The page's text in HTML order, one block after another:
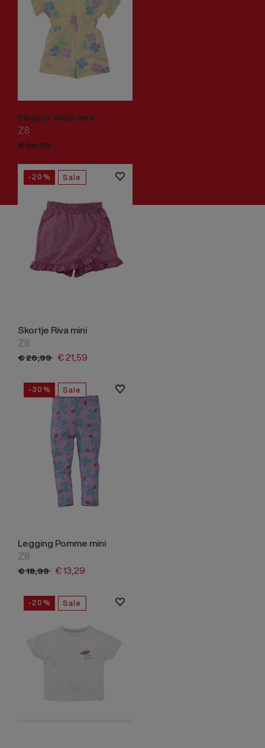
Playsuit Veda mini
Z8
€34,99
-20% Sale
Skortje Riva mini
Z8
€26,99 €21,59
-30% Sale
Legging Pomme mini
Z8
€18,99 €13,29
-20% Sale